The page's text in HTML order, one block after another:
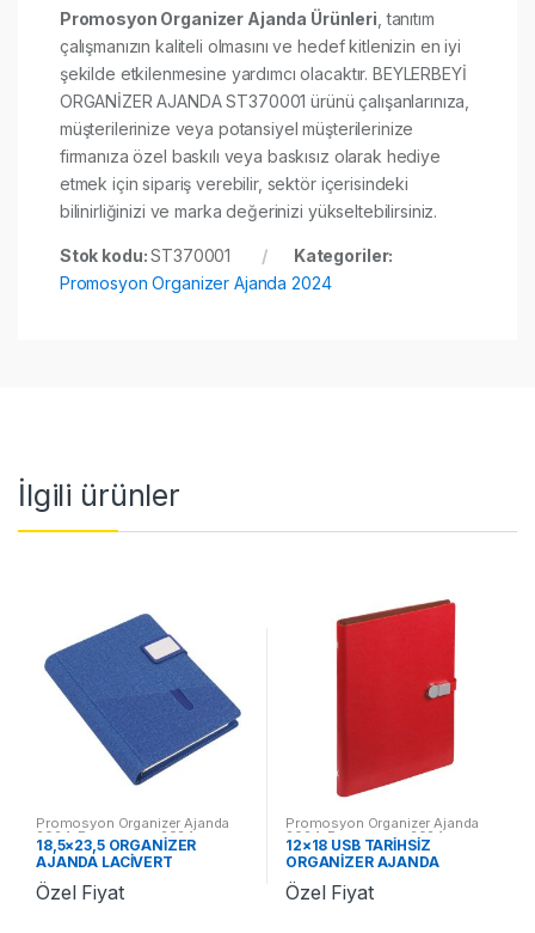
Promosyon Organizer Ajanda Ürünleri , tanıtım
çalışmanızın kaliteli olmasını ve hedef kitlenizin en iyi
şekilde etkilenmesine yardımcı olacaktır. BEYLERBEYİ
ORGANİZER AJANDA ST370001 ürünü çalışanlarınıza,
müşterilerinize veya potansiyel müşterilerinize
firmanıza özel baskılı veya baskısız olarak hediye
etmek için sipariş verebilir, sektör içerisindeki
bilinirliğinizi ve marka değerinizi yükseltebilirsiniz.
Stok kodu:ST370001
Kategoriler:
Promosyon Organizer Ajanda 2024
İlgili ürünler
Promosyon Organizer Ajanda
2024 ,Promosyon 2024
Ajandalar
18,5×23,5 ORGANİZER
AJANDA LACİVERT
ST370953 LC
Özel Fiyat
Promosyon Organizer Ajanda
2024,Promosyon 2024
Ajandalar
12×18 USB TARİHSİZ
ORGANİZER AJANDA
KIRMIZI + USB ST370645 KR
Özel Fiyat